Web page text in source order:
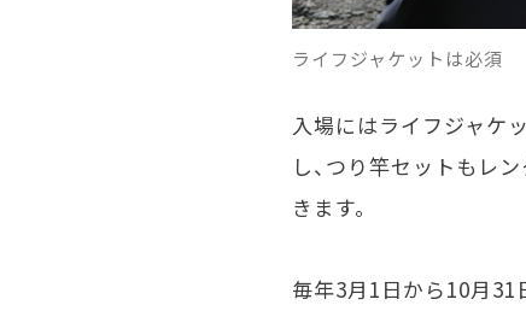
ライフジャケットは必須
入場にはライフジャケ
し、つり竿セットもレ
きます。
毎年3月1日から10月31